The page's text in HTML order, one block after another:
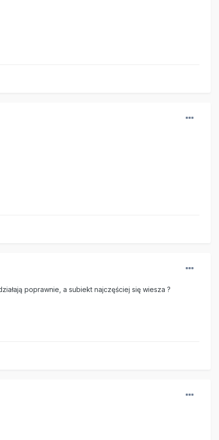
poprawnie, a subiekt najczęściej się wiesza ?